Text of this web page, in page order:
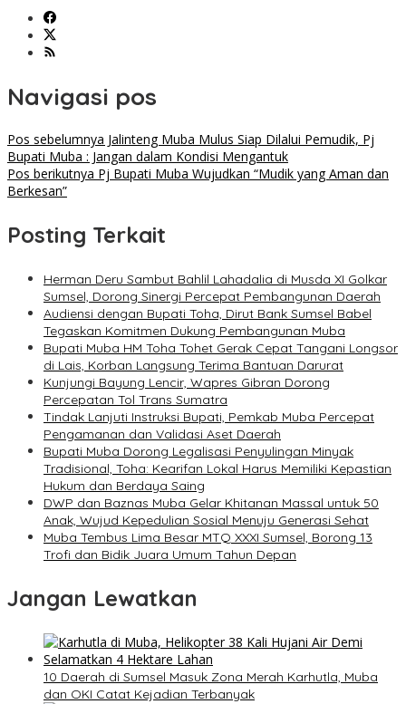
Navigasi pos
Pos sebelumnya Jalinteng Muba Mulus Siap Dilalui Pemudik, Pj
Bupati Muba : Jangan dalam Kondisi Mengantuk
Pos berikutnya Pj Bupati Muba Wujudkan “Mudik yang Aman dan
Berkesan”
Posting Terkait
Herman Deru Sambut Bahlil Lahadalia di Musda XI Golkar
Sumsel, Dorong Sinergi Percepat Pembangunan Daerah
Audiensi dengan Bupati Toha, Dirut Bank Sumsel Babel
Tegaskan Komitmen Dukung Pembangunan Muba
Bupati Muba HM Toha Tohet Gerak Cepat Tangani Longsor
di Lais, Korban Langsung Terima Bantuan Darurat
Kunjungi Bayung Lencir, Wapres Gibran Dorong
Percepatan Tol Trans Sumatra
Tindak Lanjuti Instruksi Bupati, Pemkab Muba Percepat
Pengamanan dan Validasi Aset Daerah
Bupati Muba Dorong Legalisasi Penyulingan Minyak
Tradisional, Toha: Kearifan Lokal Harus Memiliki Kepastian
Hukum dan Berdaya Saing
DWP dan Baznas Muba Gelar Khitanan Massal untuk 50
Anak, Wujud Kepedulian Sosial Menuju Generasi Sehat
Muba Tembus Lima Besar MTQ XXXI Sumsel, Borong 13
Trofi dan Bidik Juara Umum Tahun Depan
Jangan Lewatkan
10 Daerah di Sumsel Masuk Zona Merah Karhutla, Muba
dan OKI Catat Kejadian Terbanyak